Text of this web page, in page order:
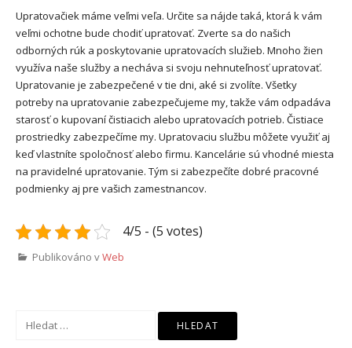
Upratovačiek máme veľmi veľa. Určite sa nájde taká, ktorá k vám
veľmi ochotne bude chodiť upratovať. Zverte sa do našich
odborných rúk a poskytovanie upratovacích služieb. Mnoho žien
využíva naše služby a necháva si svoju nehnuteľnosť upratovať.
Upratovanie je zabezpečené v tie dni, aké si zvolíte. Všetky
potreby na upratovanie zabezpečujeme my, takže vám odpadáva
starosť o kupovaní čistiacich alebo upratovacích potrieb. Čistiace
prostriedky zabezpečíme my. Upratovaciu službu môžete využiť aj
keď vlastníte spoločnosť alebo firmu. Kancelárie sú vhodné miesta
na pravidelné upratovanie. Tým si zabezpečíte dobré pracovné
podmienky aj pre vašich zamestnancov.
4/5 - (5 votes)
Publikováno vWeb
Vyhledávání